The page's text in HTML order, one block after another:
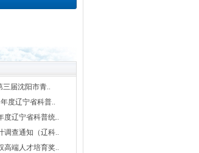
三届沈阳市青..
度辽宁省科普..
度辽宁省科普统..
调查通知（辽科..
高端人才培育奖..